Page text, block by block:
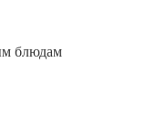
блюдам